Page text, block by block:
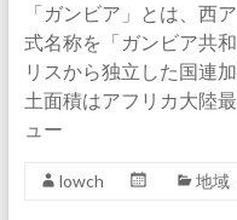
「ガンビア」とは、西
式名称を「ガンビア共
リスから独立した国連
土面積はアフリカ大陸
ュー
lowch 地域